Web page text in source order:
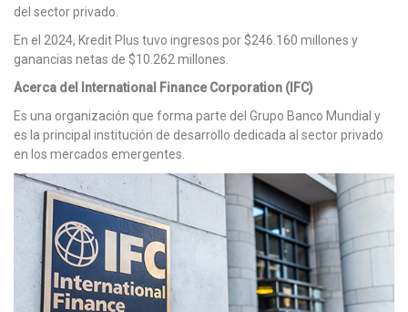
del sector privado.
En el 2024, Kredit Plus tuvo ingresos por $246.160 millones y
ganancias netas de $10.262 millones.
Acerca del International Finance Corporation (IFC)
Es una organización que forma parte del Grupo Banco Mundial y
es la principal institución de desarrollo dedicada al sector privado
en los mercados emergentes.